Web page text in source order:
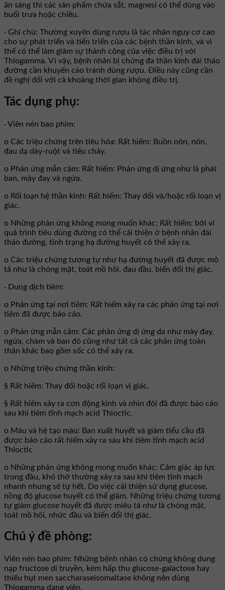
ăn sáng thì các sản phẩm chứa sắt, magnesi có thể dùng vào
buổi trưa hoặc chiều.
· Ghi chú: Thường xuyên dùng rượu là tác nhân nguy cơ cao
cho sự phát triển và tiến triển của các bệnh thần kinh, và vì
thế có thể làm giảm sự thành công của việc điều trị với
Thiogamma. Vì vậy, bệnh nhân bị chứng đa thần kinh đái tháo
đường cần khuyến cáo tránh dùng rượu. Điều này cũng cần
đề nghị đối với cả khoảng thời gian không điều trị.
Tác dụng phụ:
· Viên nén bao phim:
o Các triệu chứng trên tiêu hóa: Rất hiếm: Buồn nôn, nôn,
đau dạ dày-ruột và tiêu chảy.
o Phản ứng mẫn cảm: Rất hiếm: Phản ứng dị ứng như là phát
ban, mày đay và ngứa.
o Rối loạn hệ thần kinh: Rất hiếm: Thay đổi và/hoặc rối loạn vị
giác.
o Những phản ứng không mong muốn khác: Rất hiếm: bởi vì
quá trình tiêu dùng đường có thể cải thiện ở bệnh nhân đái
tháo đường, tình trạng hạ đường huyết có thể xảy ra.
o Các triệu chứng tương tự như hạ đường huyết đã được mô
tả như là chóng mặt, toát mồ hôi, đau đầu, biến đổi thị giác.
· Dung dịch tiêm:
o Phản ứng tại nơi tiêm: Rất hiếm xảy ra các phản ứng tại nơi
tiêm đã được báo cáo.
o Phản ứng mẫn cảm: Các phản ứng dị ứng da như mày đay,
ngứa, chàm và ban đỏ cũng như tất cả các phản ứng toàn
thân khác bao gồm sốc có thể xảy ra.
o Những triệu chứng thần kinh:
§ Rất hiếm: Thay đổi hoặc rối loạn vị giác.
§ Rất hiếm xảy ra cơn động kinh và nhìn đôi đã được báo cáo
sau khi tiêm tĩnh mạch acid Thioctic.
o Máu và hệ tạo máu: Ban xuất huyết và giảm tiểu cầu đã
được báo cáo rất hiếm xảy ra sau khi tiêm tĩnh mạch acid
Thioctic
o Những phản ứng không mong muốn khác: Cảm giác áp lực
trong đầu, khó thở thường xảy ra sau khi tiêm tĩnh mạch
nhanh nhưng sẽ tự hết. Do việc cải thiện sử dụng glucose,
nồng độ glucose huyết có thể giảm. Những triệu chứng tương
tự giảm glucose huyết đã được miêu tả như là chóng mặt,
toát mồ hôi, nhức đầu và biến đổi thị giác.
Chú ý đề phòng:
Viên nén bao phim: Những bệnh nhân có chứng không dung
nạp fructose di truyền, kém hấp thu glucose-galactose hay
thiếu hụt men saccharaseisomaltase không nên dùng
Thiogamma dạng viên.